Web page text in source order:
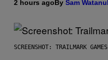
2 hours agoBy Sam
SCREENSHOT: TRAILMARK GAMES